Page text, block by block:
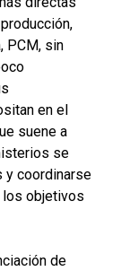
PCM, sin
en el
suene a
se
y coordinarse
los objetivos
de